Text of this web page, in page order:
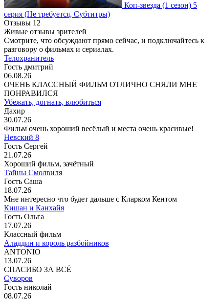
Коп-звезда (1 сезон) 5
серия (Не требуется, Субтитры)
Отзывы 12
Живые отзывы зрителей
Смотрите, что обсуждают прямо сейчас, и подключайтесь к
разговору о фильмах и сериалах.
Телохранитель
Гость дмитрий
06.08.26
ОЧЕНЬ КЛАССНЫЙ ФИЛЬМ ОТЛИЧНО СНЯЛИ МНЕ
ПОНРАВИЛСЯ
Убежать, догнать, влюбиться
Дахир
30.07.26
Фильм очень хороший весёлый и места очень красивые!
Невский 8
Гость Сергей
21.07.26
Хороший фильм, зачётный
Тайны Смолвиля
Гость Саша
18.07.26
Мне интересно что будет дальше с Кларком Кентом
Кишан и Канхайя
Гость Ольга
17.07.26
Классный фильм
Аладдин и король разбойников
ANTONIO
13.07.26
СПАСИБО ЗА ВСЁ
Суворов
Гость николай
08.07.26